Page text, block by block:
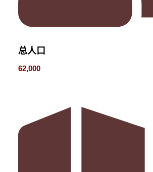
总人口
62,000